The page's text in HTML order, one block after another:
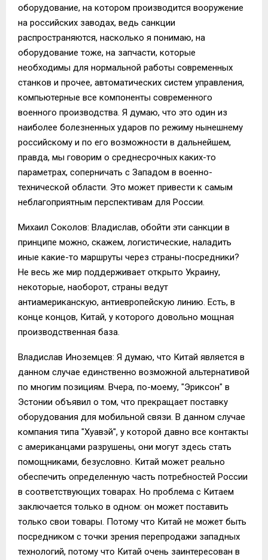
оборудование, на котором производится вооружение
на российских заводах, ведь санкции
распространяются, насколько я понимаю, на
оборудование тоже, на запчасти, которые
необходимы для нормальной работы современных
станков и прочее, автоматических систем управления,
компьютерные все компоненты современного
военного производства. Я думаю, что это один из
наиболее болезненных ударов по режиму нынешнему
российскому и по его возможности в дальнейшем,
правда, мы говорим о среднесрочных каких-то
параметрах, соперничать с Западом в военно-
технической области. Это может привести к самым
неблагоприятным перспективам для России.
Михаил Соколов: Владислав, обойти эти санкции в
принципе можно, скажем, логистические, наладить
иные какие-то маршруты через страны-посредники?
Не весь же мир поддерживает открыто Украину,
некоторые, наоборот, страны ведут
антиамериканскую, антиевропейскую линию. Есть, в
конце концов, Китай, у которого довольно мощная
производственная база.
Владислав Иноземцев: Я думаю, что Китай является в
данном случае единственно возможной альтернативой
по многим позициям. Вчера, по-моему, "Эриксон" в
Эстонии объявил о том, что прекращает поставку
оборудования для мобильной связи. В данном случае
компания типа "Хуавэй", у которой давно все контакты
с американцами разрушены, они могут здесь стать
помощниками, безусловно. Китай может реально
обеспечить определенную часть потребностей России
в соответствующих товарах. Но проблема с Китаем
заключается только в одном: он может поставить
только свои товары. Потому что Китай не может быть
посредником с точки зрения перепродажи западных
технологий, потому что Китай очень заинтересован в